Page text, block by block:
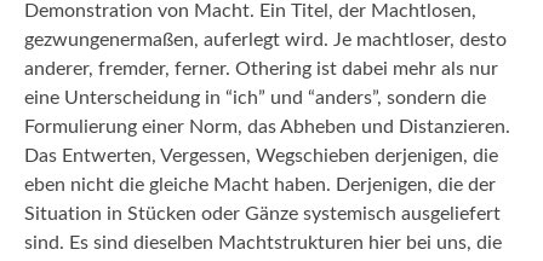
Demonstration von Macht. Ein Titel, der Machtlosen,
gezwungenermaßen, auferlegt wird. Je machtloser, desto
anderer, fremder, ferner. Othering ist dabei mehr als nur
eine Unterscheidung in “ich” und “anders”, sondern die
Formulierung einer Norm, das Abheben und Distanzieren.
Das Entwerten, Vergessen, Wegschieben derjenigen, die
eben nicht die gleiche Macht haben. Derjenigen, die der
Situation in Stücken oder Gänze systemisch ausgeliefert
sind. Es sind dieselben Machtstrukturen hier bei uns, die